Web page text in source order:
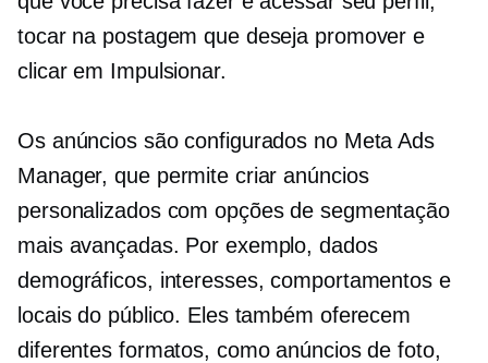
tocar na postagem que deseja promover e
clicar em Impulsionar.
Os anúncios são configurados no Meta Ads
Manager, que permite criar anúncios
personalizados com opções de segmentação
mais avançadas. Por exemplo, dados
demográficos, interesses, comportamentos e
locais do público. Eles também oferecem
diferentes formatos, como anúncios de foto,